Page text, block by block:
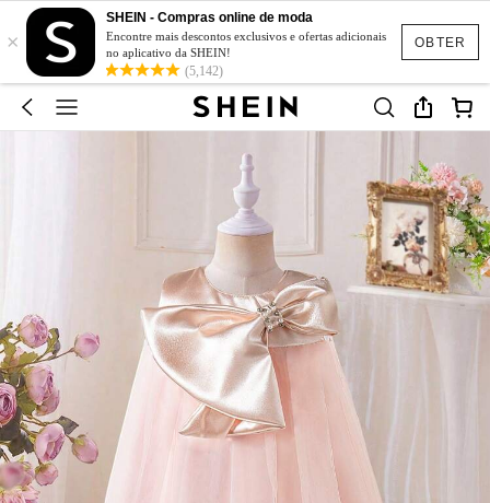
OBTER
×
SHEIN - Compras online de moda
Encontre mais descontos exclusivos e ofertas adicionais
no aplicativo da SHEIN!
(5,142)